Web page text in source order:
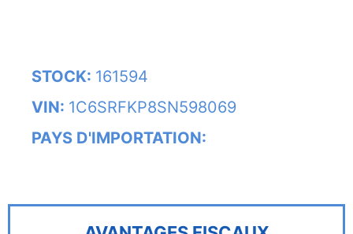
STOCK: 161594
VIN: 1C6SRFKP8SN598069
PAYS D'IMPORTATION: